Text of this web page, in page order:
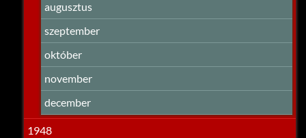
augusztus
szeptember
október
november
december
1948